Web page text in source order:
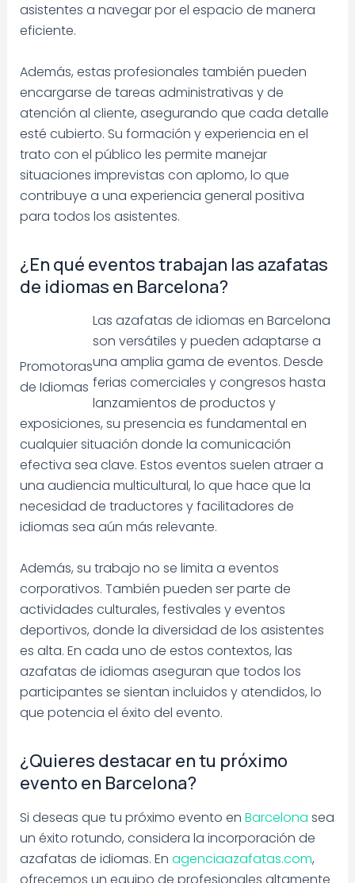
asistentes a navegar por el espacio de manera
eficiente.
Además, estas profesionales también pueden
encargarse de tareas administrativas y de
atención al cliente, asegurando que cada detalle
esté cubierto. Su formación y experiencia en el
trato con el público les permite manejar
situaciones imprevistas con aplomo, lo que
contribuye a una experiencia general positiva
para todos los asistentes.
¿En qué eventos trabajan las azafatas
de idiomas en Barcelona?
Promotoras
de Idiomas
Las azafatas de idiomas en Barcelona
son versátiles y pueden adaptarse a
una amplia gama de eventos. Desde
ferias comerciales y congresos hasta
lanzamientos de productos y
exposiciones, su presencia es fundamental en
cualquier situación donde la comunicación
efectiva sea clave. Estos eventos suelen atraer a
una audiencia multicultural, lo que hace que la
necesidad de traductores y facilitadores de
idiomas sea aún más relevante.
Además, su trabajo no se limita a eventos
corporativos. También pueden ser parte de
actividades culturales, festivales y eventos
deportivos, donde la diversidad de los asistentes
es alta. En cada uno de estos contextos, las
azafatas de idiomas aseguran que todos los
participantes se sientan incluidos y atendidos, lo
que potencia el éxito del evento.
¿Quieres destacar en tu próximo
evento en Barcelona?
Si deseas que tu próximo evento en Barcelona sea
un éxito rotundo, considera la incorporación de
azafatas de idiomas. En agenciaazafatas.com,
ofrecemos un equipo de profesionales altamente